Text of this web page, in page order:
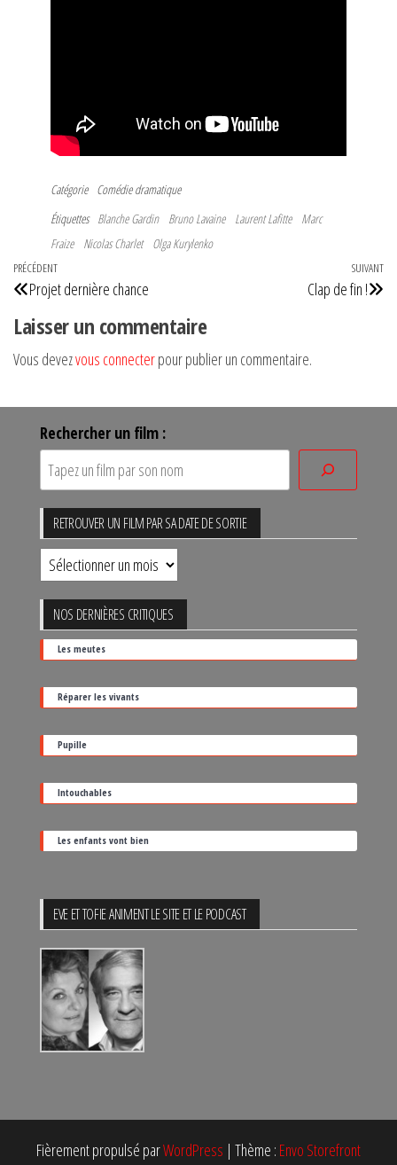
Catégorie Comédie dramatique
Étiquettes Blanche Gardin Bruno Lavaine Laurent Lafitte
Marc
Fraize
Nicolas Charlet Olga Kurylenko
Navigation
de
l’article
Article
précédent
PRÉCÉDENT
Projet dernière chance
SUIVANT
Clap de fin !
Laisser un commentaire
Vous devezvous connecterpour publier un commentaire.
Rechercher un film :
RETROUVER UN FILM PAR SA DATE DE SORTIE
Retrouver
un
film
par
sa
date
de
sortie
NOS DERNIÈRES CRITIQUES
Les meutes
Réparer les vivants
Pupille
Intouchables
Les enfants vont bien
EVE ET TOFIE ANIMENT LE SITE ET LE PODCAST
Fièrement propulsé parWordPress | Thème : Envo Storefront